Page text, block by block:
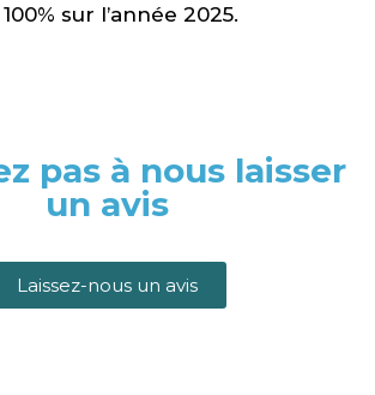
sur l’année 2025.
pas à nous laisser
un avis
Laissez-nous un avis